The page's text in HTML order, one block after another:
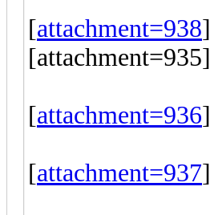
[attachment=938]
[attachment=935]
[attachment=936]
[attachment=937]